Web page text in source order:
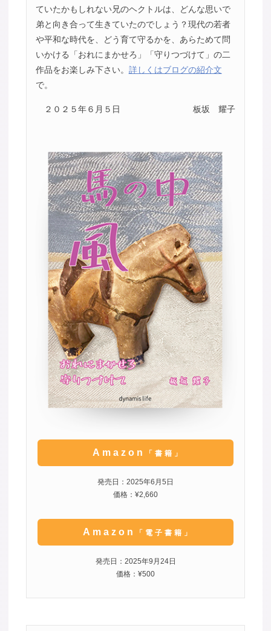
ていたかもしれない兄のヘクトルは、どんな思いで
弟と向き合って生きていたのでしょう？現代の若者
や平和な時代を、どう育て守るかを、あらためて問
いかける「おれにまかせろ」「守りつづけて」の二
作品をお楽しみ下さい。 詳しくはブログの紹介文
で。
２０２５年６月５日 板坂 耀子
Amazon 「書籍」
発売日：2025年6月5日
価格：¥2,660
Amazon 「電子書籍」
発売日：2025年9月24日
価格：¥500